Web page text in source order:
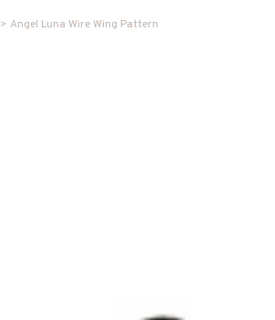
> Angel Luna Wire Wing Pattern